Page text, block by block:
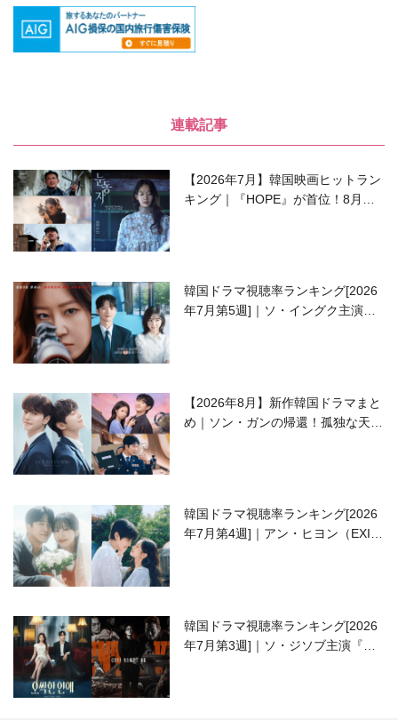
連載記事
【2026年7月】韓国映画ヒットラン
キング｜『HOPE』が首位！8月公
韓国ドラマ視聴率ランキング[2026
年7月第5週]｜ソ・イングク主演の
【2026年8月】新作韓国ドラマまと
め｜ソン・ガンの帰還！孤独な天才
韓国ドラマ視聴率ランキング[2026
年7月第4週]｜アン・ヒヨン（EXID
韓国ドラマ視聴率ランキング[2026
年7月第3週]｜ソ・ジソブ主演『エ